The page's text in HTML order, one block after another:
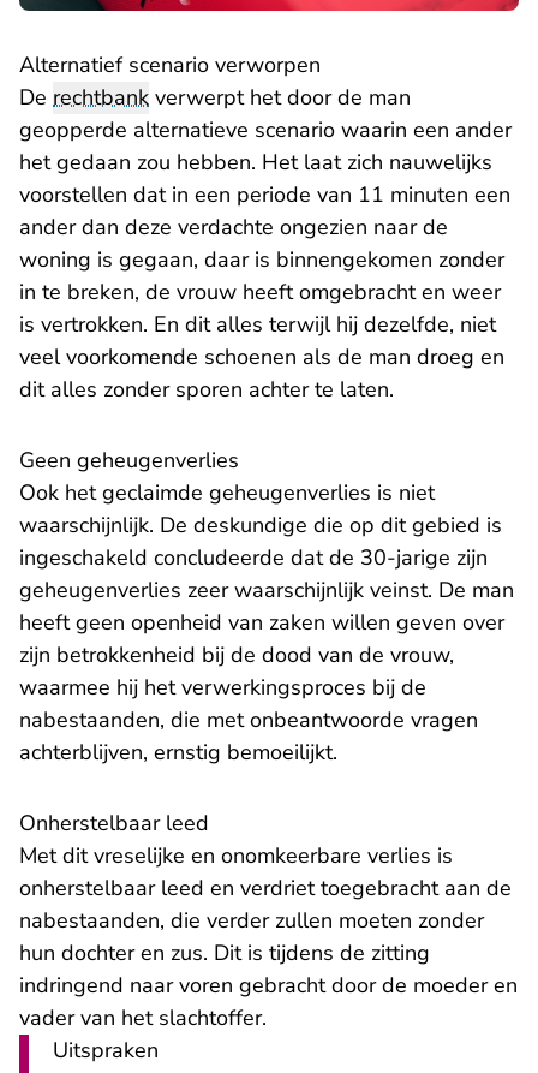
Alternatief scenario verworpen
De rechtbank verwerpt het door de man
geopperde alternatieve scenario waarin een ander
het gedaan zou hebben. Het laat zich nauwelijks
voorstellen dat in een periode van 11 minuten een
ander dan deze verdachte ongezien naar de
woning is gegaan, daar is binnengekomen zonder
in te breken, de vrouw heeft omgebracht en weer
is vertrokken. En dit alles terwijl hij dezelfde, niet
veel voorkomende schoenen als de man droeg en
dit alles zonder sporen achter te laten.
Geen geheugenverlies
Ook het geclaimde geheugenverlies is niet
waarschijnlijk. De deskundige die op dit gebied is
ingeschakeld concludeerde dat de 30-jarige zijn
geheugenverlies zeer waarschijnlijk veinst. De man
heeft geen openheid van zaken willen geven over
zijn betrokkenheid bij de dood van de vrouw,
waarmee hij het verwerkingsproces bij de
nabestaanden, die met onbeantwoorde vragen
achterblijven, ernstig bemoeilijkt.
Onherstelbaar leed
Met dit vreselijke en onomkeerbare verlies is
onherstelbaar leed en verdriet toegebracht aan de
nabestaanden, die verder zullen moeten zonder
hun dochter en zus. Dit is tijdens de zitting
indringend naar voren gebracht door de moeder en
vader van het slachtoffer.
Uitspraken